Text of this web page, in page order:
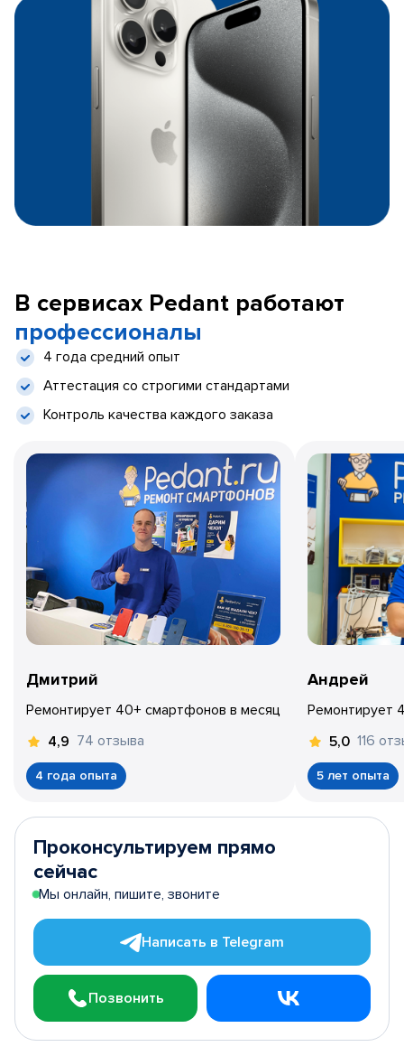
В сервисах Pedant работают
профессионалы
4 года средний опыт
Аттестация со строгими стандартами
Контроль качества каждого заказа
Дмитрий
Ремонтирует 40+ смартфонов в месяц
4,9 74 отзыва
4 года опыта
Андрей
Ремонтирует
5,0 116
5 лет опыта
Проконсультируем прямо
сейчас
Мы онлайн, пишите, звоните
Написать в Telegram
Позвонить